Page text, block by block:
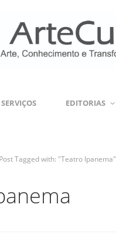
SERVIÇOS EDITORIAS
Post Tagged with: "Teatro Ipanema"